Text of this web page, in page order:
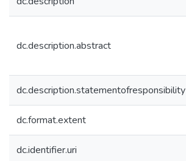
dc.description.abstract
dc.description.statementofresponsibility
dc.format.extent
dc.identifier.uri